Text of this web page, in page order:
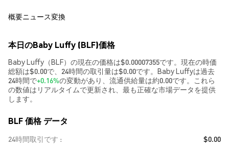
概要ニュース変換
本日のBaby Luffy (BLF)価格
Baby Luffy（BLF）の現在の価格は$0.00007355です。現在の時価
総額は$0.00で、24時間の取引量は$0.00です。Baby Luffyは過去
24時間で+0.16%の変動があり、流通供給量は約0.00です。これら
の数値はリアルタイムで更新され、最も正確な市場データを提供
します。
BLF 価格 データ
24時間取引です
$0.00